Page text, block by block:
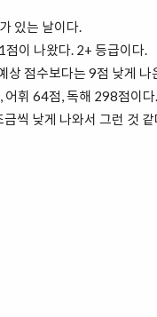
있는 날이다.
이 나왔다. 2+ 등급이다.
상 점수보다는 9점 낮게 나
어휘 64점, 독해 298점이다.
씩 낮게 나와서 그런 것 같